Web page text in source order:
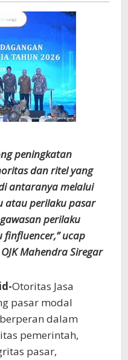
peningkatan
dan ritel yang
antaranya melalui
atau perilaku pasar
perilaku
ucap
Mahendra Siregar
Otoritas Jasa
pasar modal
dalam
pemerintah,
pasar,